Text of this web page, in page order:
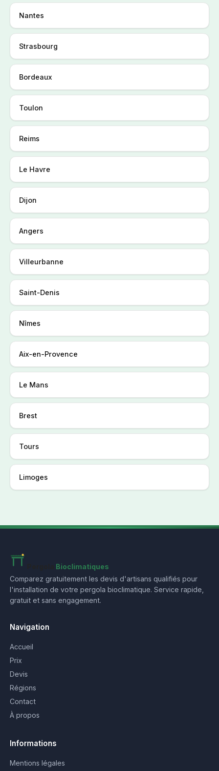
Nantes
Strasbourg
Bordeaux
Toulon
Reims
Le Havre
Dijon
Angers
Villeurbanne
Saint-Denis
Nîmes
Aix-en-Provence
Le Mans
Brest
Tours
Limoges
Bioclimatiques
Comparez gratuitement les devis d'artisans qualifiés pour
l'installation de votre pergola bioclimatique. Service rapide,
gratuit et sans engagement.
Navigation
Accueil
Prix
Devis
Régions
Contact
À propos
Informations
Mentions légales